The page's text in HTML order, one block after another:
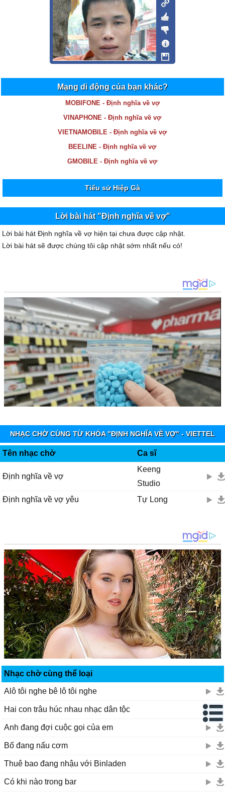
Mạng di động của bạn khác?
MOBIFONE - Định nghĩa về vợ
VINAPHONE - Định nghĩa về vợ
VIETNAMOBILE - Định nghĩa về vợ
BEELINE - Định nghĩa về vợ
GMOBILE - Định nghĩa về vợ
Tiểu sử Hiệp Gà
Lời bài hát "Định nghĩa về vợ"
Lời bài hát Định nghĩa về vợ hiện tại chưa được cập nhật.
Lời bài hát sẽ được chúng tôi cập nhật sớm nhất nếu có!
NHẠC CHỜ CÙNG TỪ KHÓA "ĐỊNH NGHĨA VỀ VỢ" - VIETTEL
Tên nhạc chờ Ca sĩ
Định nghĩa về vợ
Keeng
Studio
Định nghĩa về vợ yêu
Tự Long
Nhạc chờ cùng thể loại
Alô tôi nghe bê lô tôi nghe
Hai con trâu húc nhau nhạc dân tộc
Anh đang đợi cuộc gọi của em
Bố đang nấu cơm
Thuê bao đang nhậu với Binladen
Có khi nào trong bar